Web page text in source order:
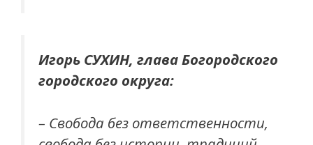
Игорь СУХИН, глава Богородского
городского округа:
– Свобода без ответственности,